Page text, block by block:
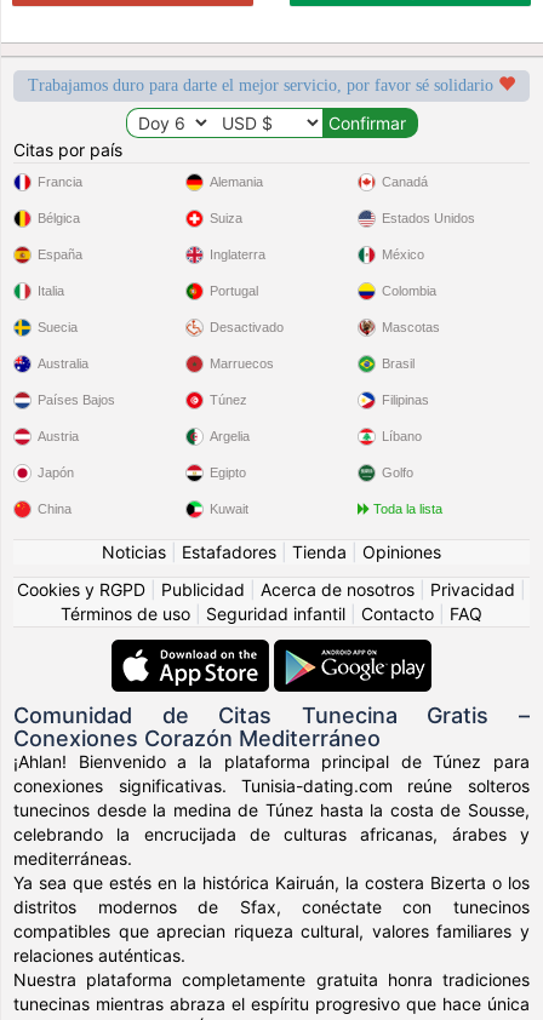
Trabajamos duro para darte el mejor servicio, por favor sé solidario
Citas por país
Francia
Bélgica
España
Italia
Suecia
Alemania
Suiza
Inglaterra
Portugal
Desactivado
Canadá
Estados Unidos
México
Colombia
Mascotas
Australia
Países Bajos
Austria
Japón
China
Marruecos
Túnez
Argelia
Egipto
Kuwait
Brasil
Filipinas
Líbano
Golfo
Toda la lista
Noticias Estafadores Tienda
Opiniones
Cookies y RGPD
Publicidad Acerca de nosotros Privacidad
Términos de uso
Seguridad infantil Contacto FAQ
Comunidad de Citas Tunecina Gratis –
Conexiones Corazón Mediterráneo
¡Ahlan! Bienvenido a la plataforma principal de Túnez para
conexiones significativas. Tunisia-dating.com reúne solteros
tunecinos desde la medina de Túnez hasta la costa de Sousse,
celebrando la encrucijada de culturas africanas, árabes y
mediterráneas.
Ya sea que estés en la histórica Kairuán, la costera Bizerta o los
distritos modernos de Sfax, conéctate con tunecinos
compatibles que aprecian riqueza cultural, valores familiares y
relaciones auténticas.
Nuestra plataforma completamente gratuita honra tradiciones
tunecinas mientras abraza el espíritu progresivo que hace única